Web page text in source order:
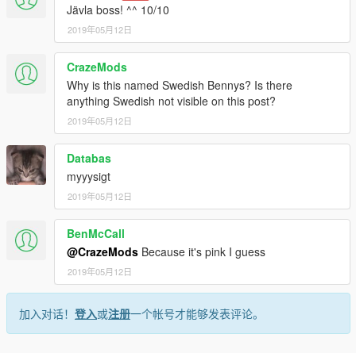
Jävla boss! ^^ 10/10
2019年05月12日
CrazeMods
Why is this named Swedish Bennys? Is there
anything Swedish not visible on this post?
2019年05月12日
Databas
myyysigt
2019年05月12日
BenMcCall
@CrazeMods Because it's pink I guess
2019年05月12日
加入对话！ 登入或注册一个帐号才能够发表评论。